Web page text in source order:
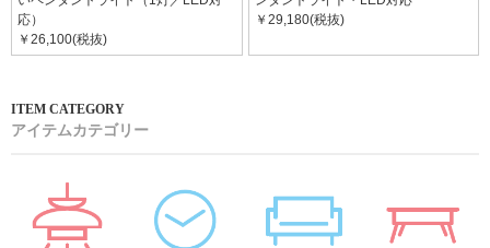
応）
￥26,100(税抜)
￥29,180(税抜)
アイテムカテゴリー